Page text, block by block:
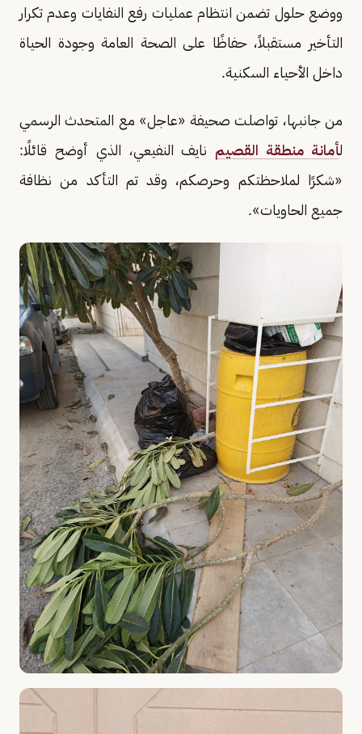
ووضع حلول تضمن انتظام عمليات رفع النفايات وعدم تكرار
التأخير مستقبلاً، حفاظًا على الصحة العامة وجودة الحياة
داخل الأحياء السكنية.
من جانبها، تواصلت صحيفة «عاجل» مع المتحدث الرسمي
لأمانة منطقة القصيم نايف النفيعي، الذي أوضح قائلًا:
«شكرًا لملاحظتكم وحرصكم، وقد تم التأكد من نظافة
جميع الحاويات».